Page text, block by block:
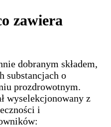
zawiera
dobranym składem,
substancjach o
prozdrowotnym.
wyselekcjonowany z
i